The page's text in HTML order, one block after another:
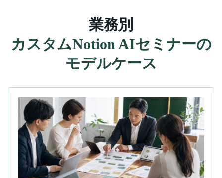
業務別
カスタムNotion AIセミナーの
モデルケース